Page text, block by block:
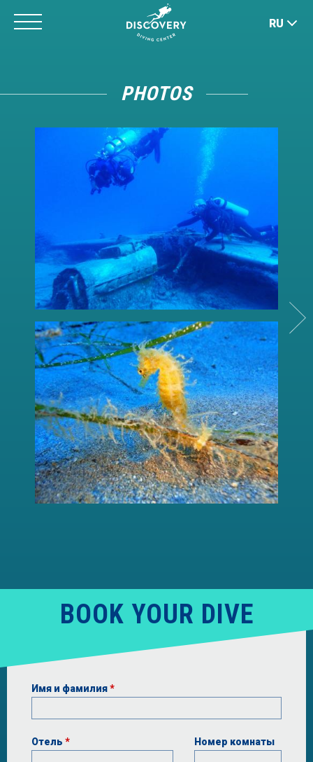
RU
PHOTOS
BOOK YOUR DIVE
Имя и фамилия*
Отель * Номер комнаты